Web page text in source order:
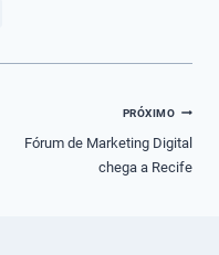
PRÓXIMO
Fórum de Marketing Digital
chega a Recife